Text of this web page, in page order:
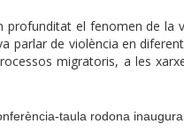
profunditat el fenomen de la
parlar de violència en
migratoris, a les
taula rodona